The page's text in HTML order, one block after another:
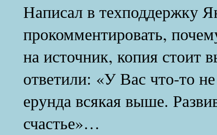
Написал в техподдержку
прокомментировать,
на источник, копия
ответили: «У Вас что-то
ерунда всякая выше.
счастье»…